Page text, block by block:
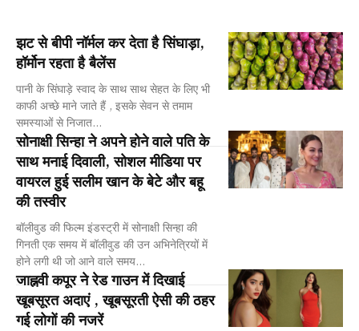
झट से बीपी नॉर्मल कर देता है सिंघाड़ा,
हॉर्मोन रहता है बैलेंस
पानी के सिंघाड़े स्वाद के साथ साथ सेहत के लिए भी
काफी अच्छे माने जाते हैं , इसके सेवन से तमाम
समस्याओं से निजात...
सोनाक्षी सिन्हा ने अपने होने वाले पति के
साथ मनाई दिवाली, सोशल मीडिया पर
वायरल हुई सलीम खान के बेटे और बहू
की तस्वीर
बॉलीवुड की फिल्म इंडस्ट्री में सोनाक्षी सिन्हा की
गिनती एक समय में बॉलीवुड की उन अभिनेत्रियों में
होने लगी थी जो आने वाले समय...
जाह्नवी कपूर ने रेड गाउन में दिखाई
खूबसूरत अदाएं , खूबसूरती ऐसी की ठहर
गई लोगों की नजरें